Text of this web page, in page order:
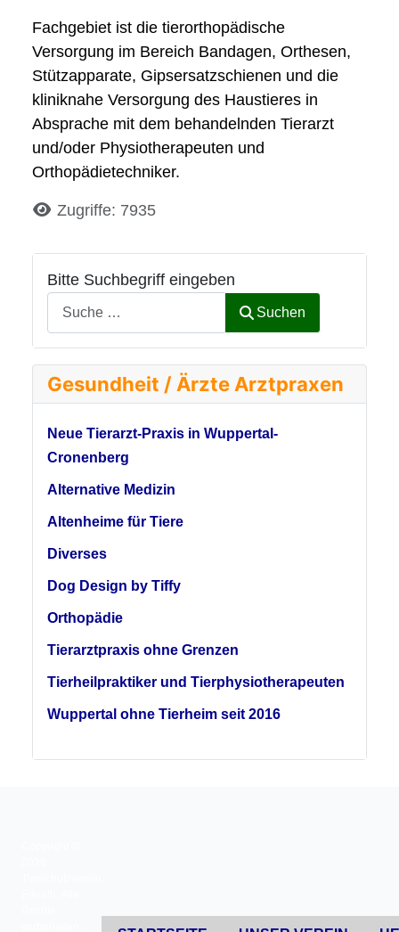
Bitte Suchbegriff eingeben
Suchen
Gesundheit / Ärzte Arztpraxen
Neue Tierarzt-Praxis in Wuppertal-
Cronenberg
Alternative Medizin
Altenheime für Tiere
Diverses
Dog Design by Tiffy
Orthopädie
Tierarztpraxis ohne Grenzen
Tierheilpraktiker und Tierphysiotherapeuten
Wuppertal ohne Tierheim seit 2016
Fachgebiet ist die tierorthopädische
Versorgung im Bereich Bandagen, Orthesen,
Stützapparate, Gipsersatzschienen und die
kliniknahe Versorgung des Haustieres in
Absprache mit dem behandelnden Tierarzt
und/oder Physiotherapeuten und
Orthopädietechniker.
DetailsZugriffe: 7935